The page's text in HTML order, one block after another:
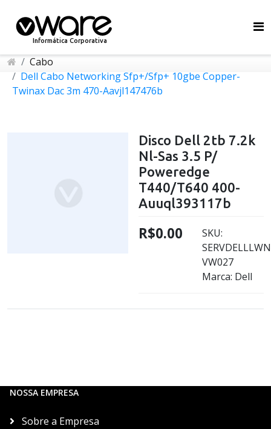
Informática Corporativa
Cabo
Dell Cabo Networking Sfp+/Sfp+ 10gbe Copper-
Twinax Dac 3m 470-Aavjl147476b
Disco Dell 2tb 7.2k
Nl-Sas 3.5 P/
Poweredge
T440/T640 400-
Auuql393117b
R$0.00
SKU:
VW027
Marca: Dell
NOSSA EMPRESA
Sobre a Empresa